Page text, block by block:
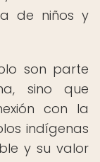
de niños y
son parte
sino que
con la
indígenas
y su valor